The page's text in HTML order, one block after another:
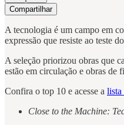
Compartilhar
A tecnologia é um campo em
expressão que resiste ao teste
A seleção priorizou obras que
estão em circulação e obras de
Confira o top 10 e acesse a lista
Close to the Machine: